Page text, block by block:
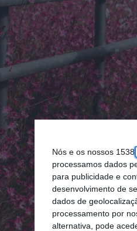
Nós e os nossos 1538
processamos dados
para publicidade e
desenvolvimento de
dados de
processamento por
alternativa, pode